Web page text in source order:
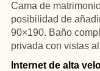
Cama de
posibilidad de
90×190. Baño
privada con vistas
Internet de alta